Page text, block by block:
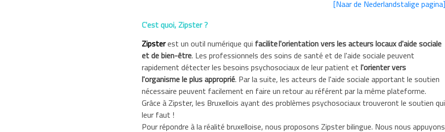
[Naar de Nederlandstalige pagina]
C'est quoi, Zipster ?
Zipster est un outil numérique qui facilite l'orientation vers les acteurs locaux d'aide sociale
et de bien-être. Les professionnels des soins de santé et de l'aide sociale peuvent
rapidement détecter les besoins psychosociaux de leur patient et l'orienter vers
l'organisme le plus approprié. Par la suite, les acteurs de l'aide sociale apportant le soutien
nécessaire peuvent facilement en faire un retour au référent par la même plateforme.
Grâce à Zipster, les Bruxellois ayant des problèmes psychosociaux trouveront le soutien qui
leur faut !
Pour répondre à la réalité bruxelloise, nous proposons Zipster bilingue. Nous nous appuyons